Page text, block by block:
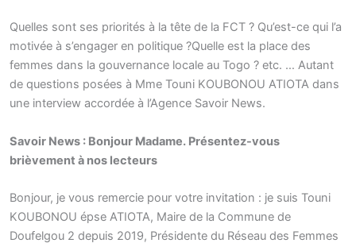
Quelles sont ses priorités à la tête de la FCT ? Qu’est-ce qui l’a
motivée à s’engager en politique ?Quelle est la place des
femmes dans la gouvernance locale au Togo ? etc. … Autant
de questions posées à Mme Touni KOUBONOU ATIOTA dans
une interview accordée à l’Agence Savoir News.
Savoir News : Bonjour Madame. Présentez-vous
brièvement à nos lecteurs
Bonjour, je vous remercie pour votre invitation : je suis Touni
KOUBONOU épse ATIOTA, Maire de la Commune de
Doufelgou 2 depuis 2019, Présidente du Réseau des Femmes